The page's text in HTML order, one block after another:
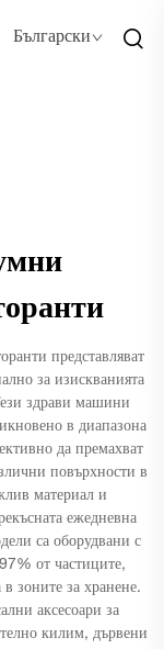
Български
представляват
за изискванията
здрави машини
в диапазона
да премахват
повърхности в
материал и
ежедневна
са оборудвани с
от частиците,
зоните за хранене.
аксесоари за
килим, дървени